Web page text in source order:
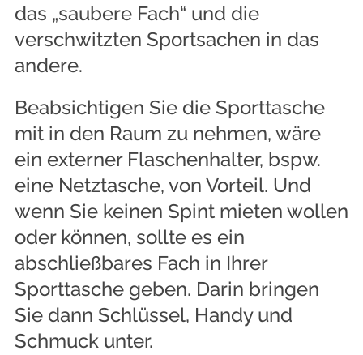
das „saubere Fach“ und die
verschwitzten Sportsachen in das
andere.
Beabsichtigen Sie die Sporttasche
mit in den Raum zu nehmen, wäre
ein externer Flaschenhalter, bspw.
eine Netztasche, von Vorteil. Und
wenn Sie keinen Spint mieten wollen
oder können, sollte es ein
abschließbares Fach in Ihrer
Sporttasche geben. Darin bringen
Sie dann Schlüssel, Handy und
Schmuck unter.